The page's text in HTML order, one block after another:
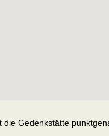
die Gedenkstätte